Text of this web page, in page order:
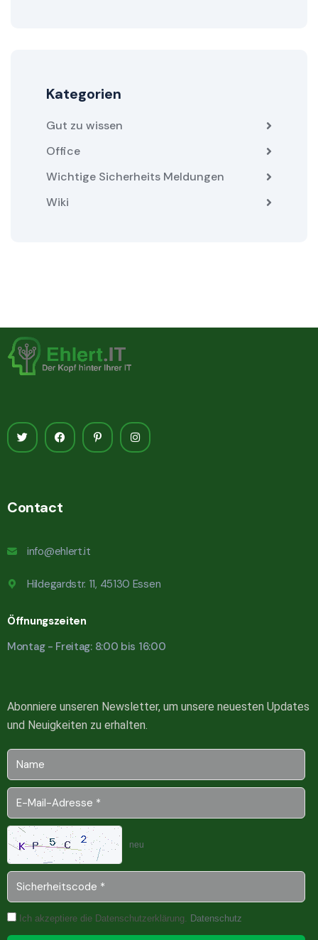
Kategorien
Gut zu wissen
Office
Wichtige Sicherheits Meldungen
Wiki
Contact
info@ehlert.it
Hildegardstr. 11, 45130 Essen
Öffnungszeiten
Montag - Freitag: 8:00 bis 16:00
Abonniere unseren Newsletter, um unsere neuesten Updates
und Neuigkeiten zu erhalten.
neu
Ich akzeptiere die Datenschutzerklärung. Datenschutz